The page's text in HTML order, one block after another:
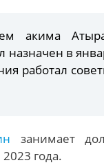
акима
назначен в
работал
занимает
года.